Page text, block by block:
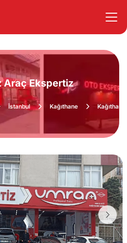
Araç Ekspertiz
İstanbul Kağıthane Kağıthane